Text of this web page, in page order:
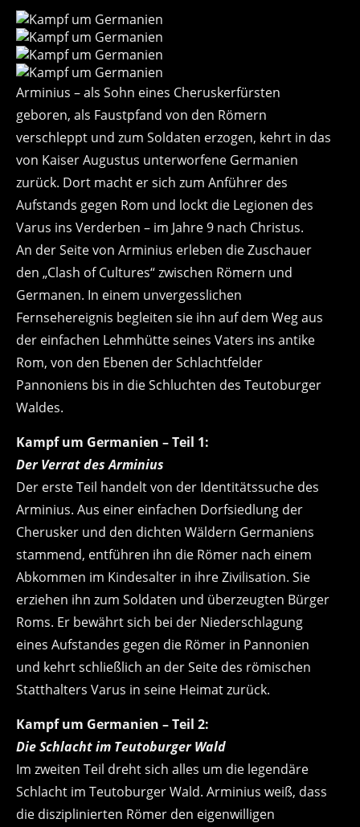
Arminius – als Sohn eines Cheruskerfürsten
geboren, als Faustpfand von den Römern
verschleppt und zum Soldaten erzogen, kehrt in das
von Kaiser Augustus unterworfene Germanien
zurück. Dort macht er sich zum Anführer des
Aufstands gegen Rom und lockt die Legionen des
Varus ins Verderben – im Jahre 9 nach Christus.
An der Seite von Arminius erleben die Zuschauer
den „Clash of Cultures“ zwischen Römern und
Germanen. In einem unvergesslichen
Fernsehereignis begleiten sie ihn auf dem Weg aus
der einfachen Lehmhütte seines Vaters ins antike
Rom, von den Ebenen der Schlachtfelder
Pannoniens bis in die Schluchten des Teutoburger
Waldes.
Kampf um Germanien – Teil 1:
Der Verrat des Arminius
Der erste Teil handelt von der Identitätssuche des
Arminius. Aus einer einfachen Dorfsiedlung der
Cherusker und den dichten Wäldern Germaniens
stammend, entführen ihn die Römer nach einem
Abkommen im Kindesalter in ihre Zivilisation. Sie
erziehen ihn zum Soldaten und überzeugten Bürger
Roms. Er bewährt sich bei der Niederschlagung
eines Aufstandes gegen die Römer in Pannonien
und kehrt schließlich an der Seite des römischen
Statthalters Varus in seine Heimat zurück.
Kampf um Germanien – Teil 2:
Die Schlacht im Teutoburger Wald
Im zweiten Teil dreht sich alles um die legendäre
Schlacht im Teutoburger Wald. Arminius weiß, dass
die disziplinierten Römer den eigenwilligen